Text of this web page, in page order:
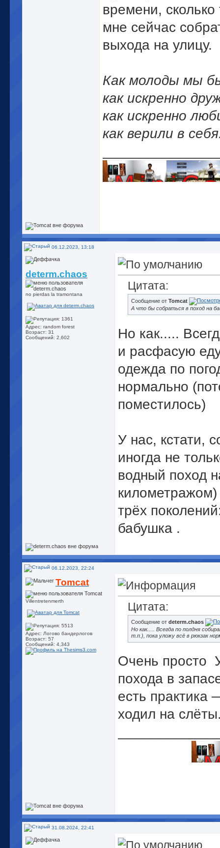
времени, сколько
мне сейчас
выхода на улицу.
Как молоды мы
как искренно
как искренно
как верили в
потому что
а голодный
06.12.2023, 13:18
determ.chaos
no pierdas la tramontana
Адрес: random forest
Возраст: 31
Сообщений: 2,602
Цитата:
Сообщение от Tomcat
А что бы собраться в поход на
Но как.....
и расфасую
одежда по
нормально
поместилось)
У нас, кстати,
иногда не
водный поход
трёх
бабушка .
06.12.2023, 22:24
Tomcat
Villentretenmerth
Адрес: Логово бандерлогов
Возраст: 57
Сообщений: 4,343
Цитата:
Сообщение от determ.chaos
Но как..... Всегда по полдня
т.п.), пока уложу всё в рюкзак
Очень просто
похода в
есть
ходил на
31.08.2024, 22:41